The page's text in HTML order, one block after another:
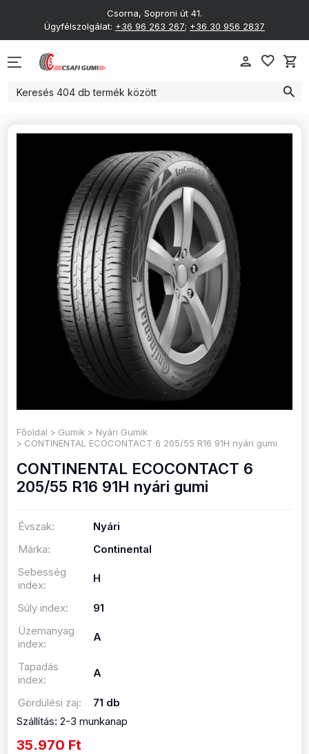
Csorna, Soproni út 41.
Ügyfélszolgálat: +36 96 263 267; +36 30 956 2837
Nyári Gumik
4 Évszakos gumik
person favorite_border shopping_cart
search
Főoldal Gumik
Nyári Gumik
CONTINENTAL ECOCONTACT 6 205/55 R16 91H nyári gumi
CONTINENTAL ECOCONTACT 6
205/55 R16 91H nyári gumi
Évszak:
Nyári
Márka:
Continental
Sebesség
index:
H
Súly index:
91
Üzemanyag
index:
A
Tapadás
index:
A
Gördülési zaj:
71 db
Szállítás: 2-3 munkanap
35.970 Ft